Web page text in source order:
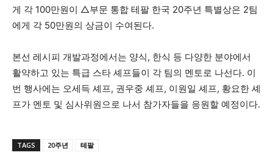
게 각 100만원이 △부문 통합 테팔 한국 20주년 특별상은 2팀
에게 각 50만원의 상금이 수여된다.
본선 레시피 개발과정에서는 양식, 한식 등 다양한 분야에서
활약하고 있는 특급 스타 셰프들이 각 팀의 멘토로 나선다. 이
번 행사에는 오세득 셰프, 권우중 셰프, 이원일 셰프, 황요한 셰
프가 멘토 및 심사위원으로 나서 참가자들을 응원할 예정이다.
TAGS 20주년 테팔